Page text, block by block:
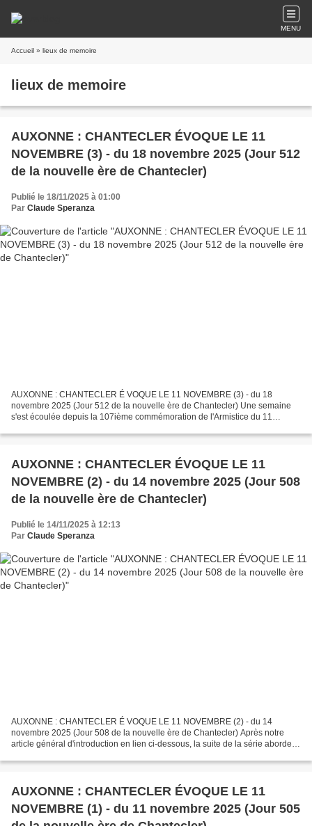
MENU
Accueil » lieux de memoire
lieux de memoire
AUXONNE : CHANTECLER ÉVOQUE LE 11
NOVEMBRE (3) - du 18 novembre 2025 (Jour 512
de la nouvelle ère de Chantecler)
Publié le 18/11/2025 à 01:00
Par Claude Speranza
AUXONNE : CHANTECLER É VOQUE LE 11 NOVEMBRE (3) - du 18
novembre 2025 (Jour 512 de la nouvelle ère de Chantecler) Une semaine
s'est écoulée depuis la 107ième commémoration de l'Armistice du 11
AUXONNE : CHANTECLER ÉVOQUE LE 11
NOVEMBRE (2) - du 14 novembre 2025 (Jour 508
de la nouvelle ère de Chantecler)
Publié le 14/11/2025 à 12:13
Par Claude Speranza
AUXONNE : CHANTECLER É VOQUE LE 11 NOVEMBRE (2) - du 14
novembre 2025 (Jour 508 de la nouvelle ère de Chantecler) Après notre
article général d'introduction en lien ci-dessous, la suite de la série abordera
AUXONNE : CHANTECLER ÉVOQUE LE 11
NOVEMBRE (1) - du 11 novembre 2025 (Jour 505